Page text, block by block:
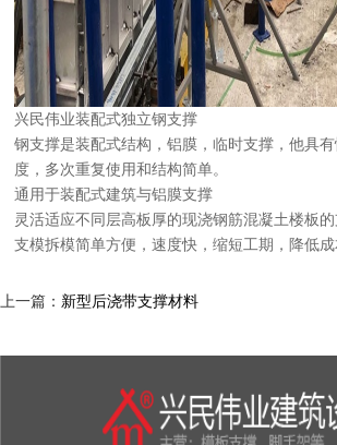
兴民伟业装配式独立钢支撑
钢支撑是装配式结构，铝膜，临时支撑，他具
度，多次重复使用和结构简单。
通用于装配式建筑与铝膜支撑
灵活适应不同层高板厚的现浇钢筋混凝土楼板
支模拆模简单方便，速度快，缩短工期，降低成
上一篇： 新型后浇带支撑材料